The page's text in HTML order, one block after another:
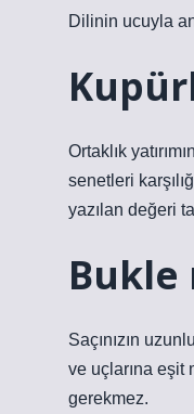
Dilinin ucuyla
Ortaklık
senetleri
yazılan değeri
Bukle
Saçınızın
ve uçlarına eşit
gerekmez.